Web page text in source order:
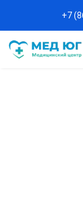
+7